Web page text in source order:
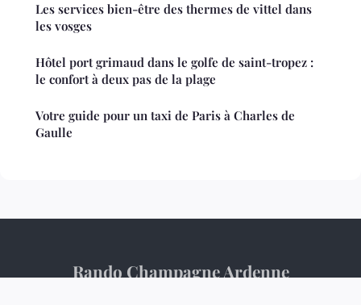
Les services bien-être des thermes de vittel dans
les vosges
Hôtel port grimaud dans le golfe de saint-tropez :
le confort à deux pas de la plage
Votre guide pour un taxi de Paris à Charles de
Gaulle
Rando Champagne Ardenne